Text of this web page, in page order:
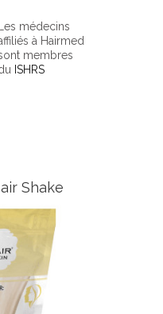
Les médecins
à Hairmed
membres
ISHRS
Shake